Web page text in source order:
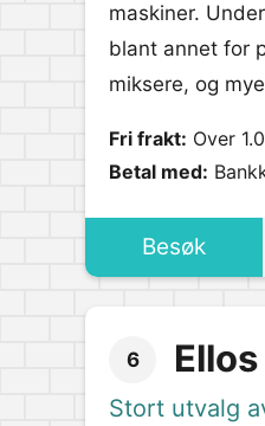
maskiner.
blant annet for
miksere, og
Fri frakt: Over
Betal med:
Besøk
6 Ellos
Stort utvalg